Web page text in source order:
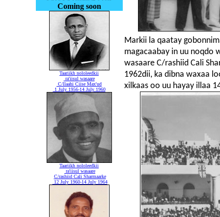
Coming soon
Taariikh nololeedkii
ra'iisul wasaare
C/llaahi Ciise Max'ud
1 July 1956-14 July 1960
Taariikh nololeedkii
ra'iisul wasaare
C/rashiid Cali Sharmaarke
12 July 1960-14 July 1964
Markii la qaatay
magacaabay in uu noqdo
wasaare C/rashiid Cali
1962dii, ka dibna waxaa
xilkaas oo uu hayay illaa